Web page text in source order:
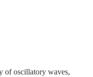
of oscillatory waves,